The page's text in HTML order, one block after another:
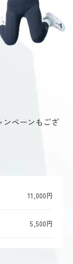
ンペーンもござ
11,000円
5,500円